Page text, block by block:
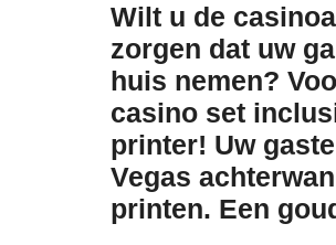
Wilt u de
zorgen dat uw
huis nemen?
casino set
printer! Uw
Vegas
printen. Een